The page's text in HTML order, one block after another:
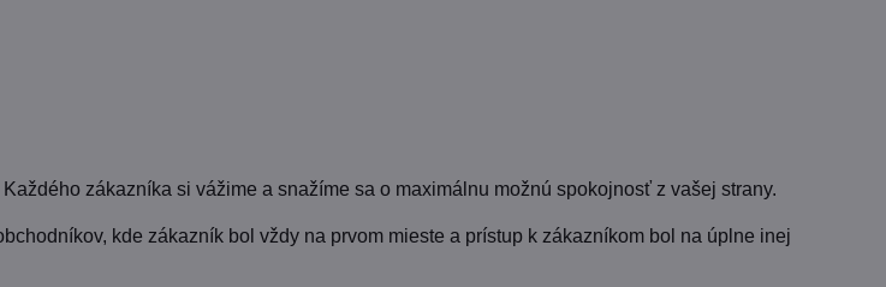
zákazníka si vážime a snažíme sa o maximálnu možnú spokojnosť z vašej strany.
kde zákazník bol vždy na prvom mieste a prístup k zákazníkom bol na úplne inej